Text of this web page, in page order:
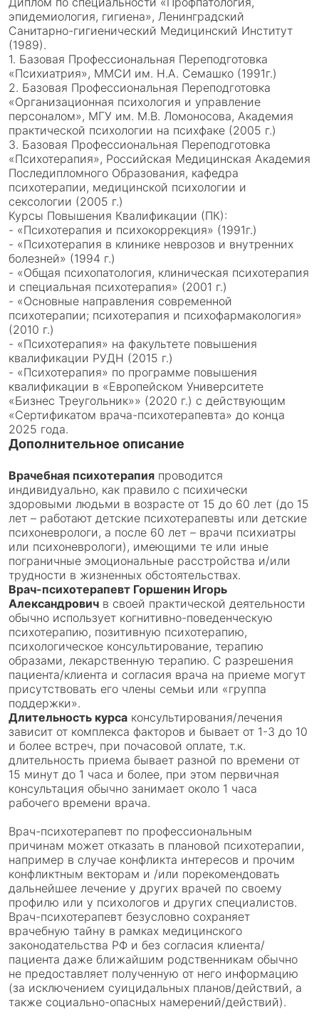
эпидемиология, гигиена», Ленинградский
Санитарно-гигиенический Медицинский Институт
(1989).
1. Базовая Профессиональная Переподготовка
«Психиатрия», ММСИ им. Н.А. Семашко (1991г.)
2. Базовая Профессиональная Переподготовка
«Организационная психология и управление
персоналом», МГУ им. М.В. Ломоносова, Академия
практической психологии на психфаке (2005 г.)
3. Базовая Профессиональная Переподготовка
«Психотерапия», Российская Медицинская Академия
Последипломного Образования, кафедра
психотерапии, медицинской психологии и
сексологии (2005 г.)
Курсы Повышения Квалификации (ПК):
- «Психотерапия и психокоррекция» (1991г.)
- «Психотерапия в клинике неврозов и внутренних
болезней» (1994 г.)
- «Общая психопатология, клиническая психотерапия
и специальная психотерапия» (2001 г.)
- «Основные направления современной
психотерапии; психотерапия и психофармакология»
(2010 г.)
- «Психотерапия» на факультете повышения
квалификации РУДН (2015 г.)
- «Психотерапия» по программе повышения
квалификации в «Европейском Университете
«Бизнес Треугольник»» (2020 г.) с действующим
«Сертификатом врача-психотерапевта» до конца
2025 года.
Дополнительное описание
Врачебная психотерапия проводится
индивидуально, как правило с психически
здоровыми людьми в возрасте от 15 до 60 лет (до 15
лет – работают детские психотерапевты или детские
психоневрологи, а после 60 лет – врачи психиатры
или психоневрологи), имеющими те или иные
пограничные эмоциональные расстройства и/или
трудности в жизненных обстоятельствах.
Врач-психотерапевт Горшенин Игорь
Александрович в своей практической деятельности
обычно использует когнитивно-поведенческую
психотерапию, позитивную психотерапию,
психологическое консультирование, терапию
образами, лекарственную терапию. С разрешения
пациента/клиента и согласия врача на приеме могут
присутствовать его члены семьи или «группа
поддержки».
Длительность курса консультирования/лечения
зависит от комплекса факторов и бывает от 1-3 до 10
и более встреч, при почасовой оплате, т.к.
длительность приема бывает разной по времени от
15 минут до 1 часа и более, при этом первичная
консультация обычно занимает около 1 часа
рабочего времени врача.
Врач-психотерапевт по профессиональным
причинам может отказать в плановой психотерапии,
например в случае конфликта интересов и прочим
конфликтным векторам и /или порекомендовать
дальнейшее лечение у других врачей по своему
профилю или у психологов и других специалистов.
Врач-психотерапевт безусловно сохраняет
врачебную тайну в рамках медицинского
законодательства РФ и без согласия клиента/
пациента даже ближайшим родственникам обычно
не предоставляет полученную от него информацию
(за исключением суицидальных планов/действий, а
также социально-опасных намерений/действий).